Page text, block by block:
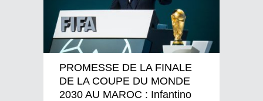
PROMESSE DE LA FINALE
DE LA COUPE DU MONDE
2030 AU MAROC : Infantino